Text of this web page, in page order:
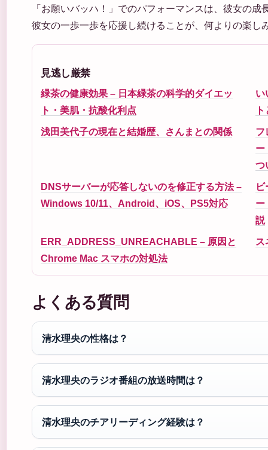
「お願いバッハ！」でのパフォーマンスは、彼女の
彼女の一歩一歩を応援し続けることが、何よりの楽し
見逃し厳禁
緑茶の健康効果 – 日本緑茶の科学的ダイエッ
ト・美肌・抗酸化利点
い
浅田美代子の現在と結婚歴、さんまとの関係
フ
ー
つ
DNSサーバーが応答しないのを修正する方法 –
Windows 10/11、Android、iOS、PS5対応
ー
説
ERR_ADDRESS_UNREACHABLE – 原因と
Chrome Mac スマホの対処法
ス
よくある質問
清水理央の性格は？
清水理央のラジオ番組の放送時間は？
清水理央のチアリーディング経験は？